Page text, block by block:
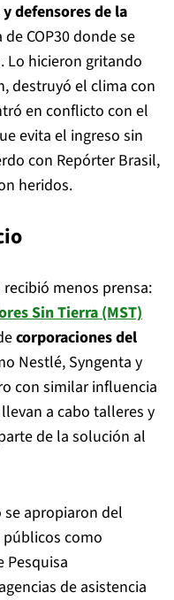
defensores de la
COP30 donde se
Lo hicieron gritando
destruyó el clima con
en conflicto con el
evita el ingreso sin
con Repórter Brasil,
heridos.
menos prensa:
Sin Tierra (MST)
corporaciones del
Nestlé, Syngenta y
con similar influencia
a cabo talleres y
de la solución al
se apropiaron del
como
Pesquisa
de asistencia